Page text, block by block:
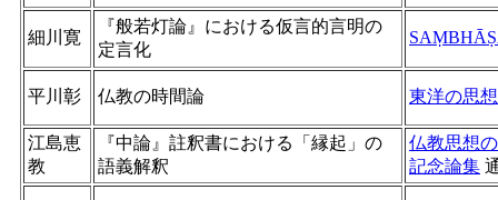
細川寛
『般若灯論』における仮言的言明の
定言化
平川彰 仏教の時間論 東洋の思
江島恵
教
『中論』註釈書における「縁起」の
語義解釈
仏教思想
記念論集